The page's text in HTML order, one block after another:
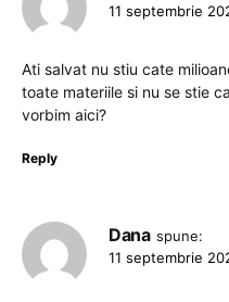
11 septembrie
Ati salvat nu stiu cate
toate materiile si nu se stie
vorbim aici?
Reply
Dana spune:
11 septembrie